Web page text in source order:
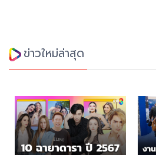
ข่าวใหม่ล่าสุด